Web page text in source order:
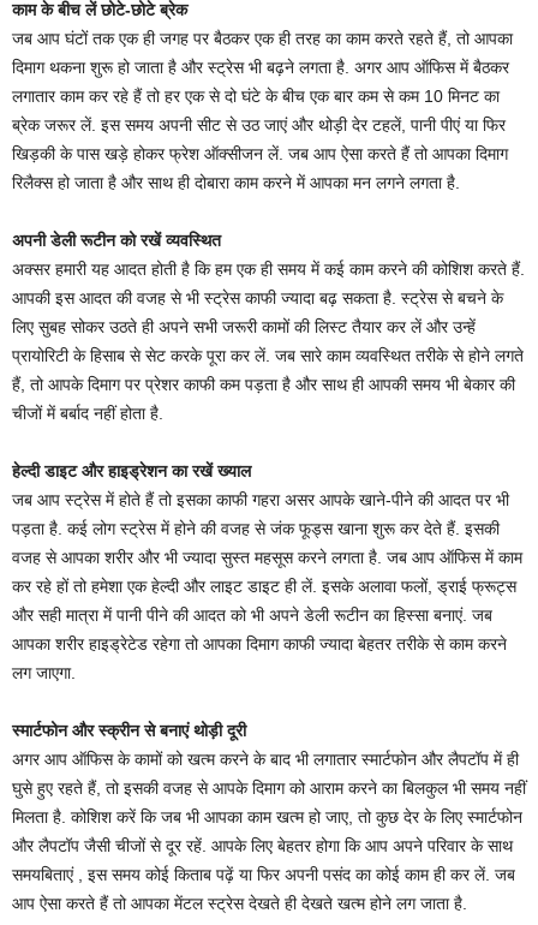
काम के बीच लें छोटे-छोटे ब्रेक
जब आप घंटों तक एक ही जगह पर बैठकर एक ही तरह का काम करते रहते हैं, तो आपका
दिमाग थकना शुरू हो जाता है और स्ट्रेस भी बढ़ने लगता है. अगर आप ऑफिस में बैठकर
लगातार काम कर रहे हैं तो हर एक से दो घंटे के बीच एक बार कम से कम 10 मिनट का
ब्रेक जरूर लें. इस समय अपनी सीट से उठ जाएं और थोड़ी देर टहलें, पानी पीएं या फिर
खिड़की के पास खड़े होकर फ्रेश ऑक्सीजन लें. जब आप ऐसा करते हैं तो आपका दिमाग
रिलैक्स हो जाता है और साथ ही दोबारा काम करने में आपका मन लगने लगता है.
अपनी डेली रूटीन को रखें व्यवस्थित
अक्सर हमारी यह आदत होती है कि हम एक ही समय में कई काम करने की कोशिश करते हैं.
आपकी इस आदत की वजह से भी स्ट्रेस काफी ज्यादा बढ़ सकता है. स्ट्रेस से बचने के
लिए सुबह सोकर उठते ही अपने सभी जरूरी कामों की लिस्ट तैयार कर लें और उन्हें
प्रायोरिटी के हिसाब से सेट करके पूरा कर लें. जब सारे काम व्यवस्थित तरीके से होने लगते
हैं, तो आपके दिमाग पर प्रेशर काफी कम पड़ता है और साथ ही आपकी समय भी बेकार की
चीजों में बर्बाद नहीं होता है.
हेल्दी डाइट और हाइड्रेशन का रखें ख्याल
जब आप स्ट्रेस में होते हैं तो इसका काफी गहरा असर आपके खाने-पीने की आदत पर भी
पड़ता है. कई लोग स्ट्रेस में होने की वजह से जंक फूड्स खाना शुरू कर देते हैं. इसकी
वजह से आपका शरीर और भी ज्यादा सुस्त महसूस करने लगता है. जब आप ऑफिस में काम
कर रहे हों तो हमेशा एक हेल्दी और लाइट डाइट ही लें. इसके अलावा फलों, ड्राई फ्रूट्स
और सही मात्रा में पानी पीने की आदत को भी अपने डेली रूटीन का हिस्सा बनाएं. जब
आपका शरीर हाइड्रेटेड रहेगा तो आपका दिमाग काफी ज्यादा बेहतर तरीके से काम करने
लग जाएगा.
स्मार्टफोन और स्क्रीन से बनाएं थोड़ी दूरी
अगर आप ऑफिस के कामों को खत्म करने के बाद भी लगातार स्मार्टफोन और लैपटॉप में ही
घुसे हुए रहते हैं, तो इसकी वजह से आपके दिमाग को आराम करने का बिलकुल भी समय नहीं
मिलता है. कोशिश करें कि जब भी आपका काम खत्म हो जाए, तो कुछ देर के लिए स्मार्टफोन
और लैपटॉप जैसी चीजों से दूर रहें. आपके लिए बेहतर होगा कि आप अपने परिवार के साथ
समयबिताएं , इस समय कोई किताब पढ़ें या फिर अपनी पसंद का कोई काम ही कर लें. जब
आप ऐसा करते हैं तो आपका मेंटल स्ट्रेस देखते ही देखते खत्म होने लग जाता है.